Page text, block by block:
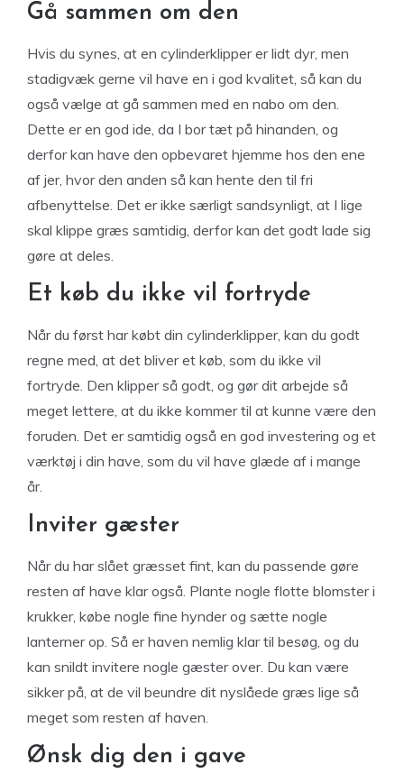
Gå sammen om den
Hvis du synes, at en cylinderklipper er lidt dyr, men
stadigvæk gerne vil have en i god kvalitet, så kan du
også vælge at gå sammen med en nabo om den.
Dette er en god ide, da I bor tæt på hinanden, og
derfor kan have den opbevaret hjemme hos den ene
af jer, hvor den anden så kan hente den til fri
afbenyttelse. Det er ikke særligt sandsynligt, at I lige
skal klippe græs samtidig, derfor kan det godt lade sig
gøre at deles.
Et køb du ikke vil fortryde
Når du først har købt din cylinderklipper, kan du godt
regne med, at det bliver et køb, som du ikke vil
fortryde. Den klipper så godt, og gør dit arbejde så
meget lettere, at du ikke kommer til at kunne være den
foruden. Det er samtidig også en god investering og et
værktøj i din have, som du vil have glæde af i mange
år.
Inviter gæster
Når du har slået græsset fint, kan du passende gøre
resten af have klar også. Plante nogle flotte blomster i
krukker, købe nogle fine hynder og sætte nogle
lanterner op. Så er haven nemlig klar til besøg, og du
kan snildt invitere nogle gæster over. Du kan være
sikker på, at de vil beundre dit nyslåede græs lige så
meget som resten af haven.
Ønsk dig den i gave